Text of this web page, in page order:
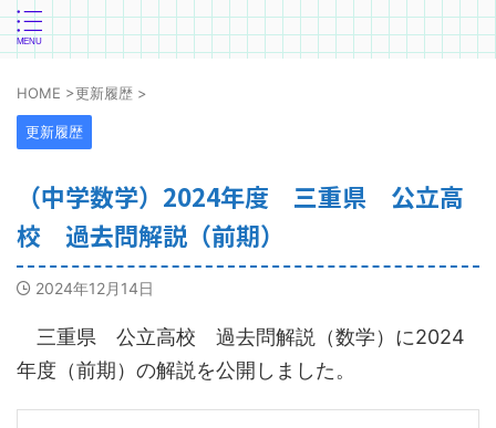
HOME >更新履歴 >
更新履歴
（中学数学）2024年度 三重県 公立高
校 過去問解説（前期）
2024年12月14日
三重県 公立高校 過去問解説（数学）に2024
年度（前期）の解説を公開しました。